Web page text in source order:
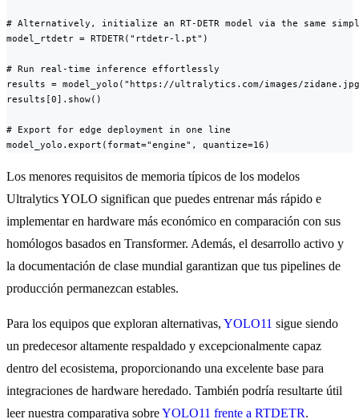
# Alternatively, initialize an RT-DETR model via the same
model_rtdetr = RTDETR("rtdetr-l.pt")
# Run real-time inference effortlessly
results = model_yolo("https://ultralytics.com/images/
results[0].show()
# Export for edge deployment in one line
model_yolo.export(format="engine", quantize=16)
Los menores requisitos de memoria típicos de los modelos
Ultralytics YOLO significan que puedes entrenar más rápido e
implementar en hardware más económico en comparación con sus
homólogos basados en Transformer. Además, el desarrollo activo y
la documentación de clase mundial garantizan que tus pipelines de
producción permanezcan estables.
Para los equipos que exploran alternativas, YOLO11 sigue siendo
un predecesor altamente respaldado y excepcionalmente capaz
dentro del ecosistema, proporcionando una excelente base para
integraciones de hardware heredado. También podría resultarte útil
leer nuestra comparativa sobreYOLO11 frente a RTDETR.